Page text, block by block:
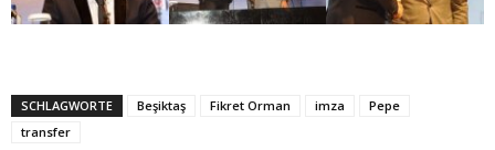
SCHLAGWORTE Beşiktaş Fikret Orman imza
Pepe
transfer